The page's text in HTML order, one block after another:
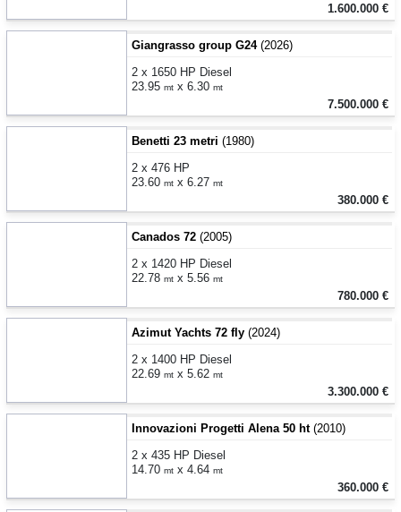
1.600.000 €
Giangrasso group G24(2026)
2 x 1650 HP Diesel
23.95 mt x 6.30 mt
7.500.000 €
Benetti 23 metri (1980)
2 x 476 HP
23.60 mt x 6.27 mt
380.000 €
Canados 72 (2005)
2 x 1420 HP Diesel
22.78 mt x 5.56 mt
780.000 €
Azimut Yachts 72 fly (2024)
2 x 1400 HP Diesel
22.69 mt x 5.62 mt
3.300.000 €
Innovazioni Progetti Alena 50 ht(2010)
2 x 435 HP Diesel
14.70 mt x 4.64 mt
360.000 €